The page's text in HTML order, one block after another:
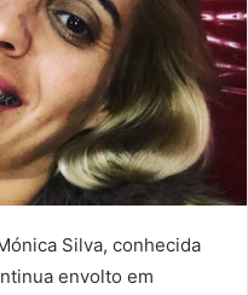
Silva, conhecida
envolto em